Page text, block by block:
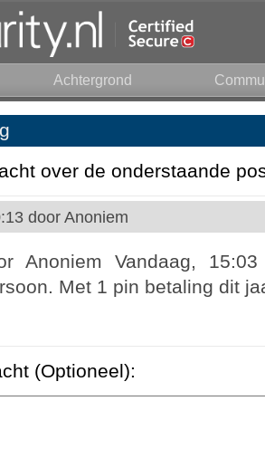
Achtergrond
over de onderstaande
door Anoniem
Anoniem Vandaag,
Met 1 pin betaling dit
(Optioneel):